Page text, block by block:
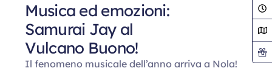
Musica ed emozioni:
Samurai Jay al
Vulcano Buono!
Il fenomeno musicale dell’anno arriva a Nola!